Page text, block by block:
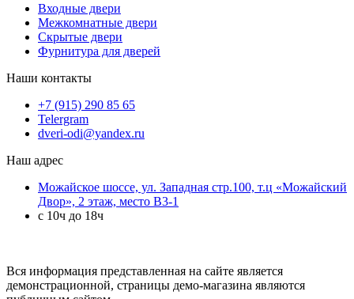
Входные двери
Межкомнатные двери
Скрытые двери
Фурнитура для дверей
Наши контакты
+7 (915) 290 85 65
Telergram
dveri-odi@yandex.ru
Наш адрес
Можайское шоссе, ул. Западная стр.100, т.ц «Можайский
Двор», 2 этаж, место B3-1
с 10ч до 18ч
Вся информация представленная на сайте является
демонстрационной, страницы демо-магазина являются